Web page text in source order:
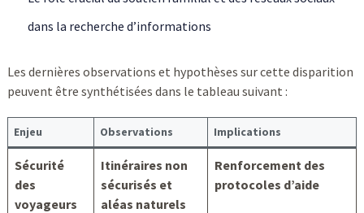
dans la recherche d’informations
Les dernières observations et hypothèses sur cette disparition
peuvent être synthétisées dans le tableau suivant :
Enjeu Observations Implications
Sécurité
des
voyageurs
Itinéraires non
sécurisés et
aléas naturels
Renforcement des
protocoles d’aide